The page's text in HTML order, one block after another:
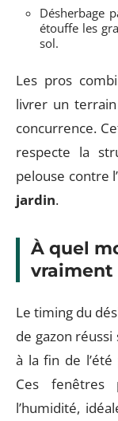
Désherbage
étouffe les
sol.
Les pros
livrer un
concurrence.
respecte la
pelouse contre
jardin.
À quel
vraiment
Le timing du
de gazon réussi
à la fin de
Ces
l’humidité,